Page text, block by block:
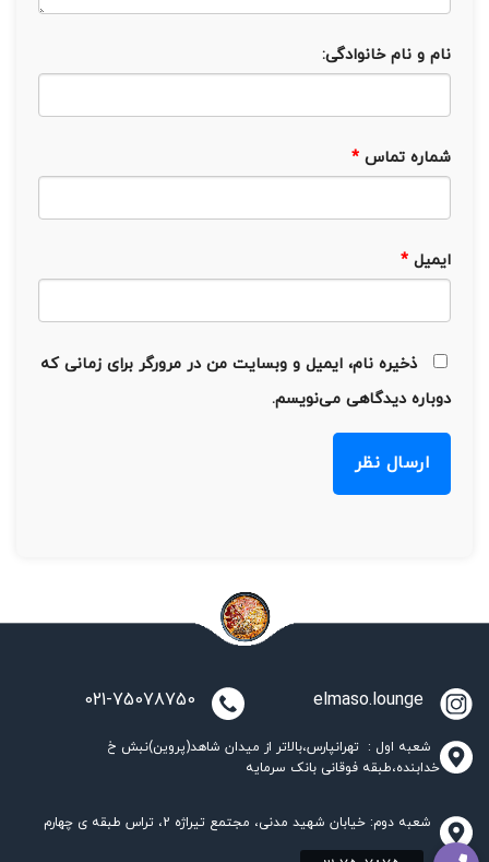
نام و نام خانوادگی:
شماره تماس *
ایمیل *
ذخیره نام، ایمیل و وبسایت من در مرورگر برای زمانی که
دوباره دیدگاهی می‌نویسم.
elmaso.lounge
شعبه اول : تهرانپارس،بالاتر از میدان شاهد(پروین)نبش خ
خدابنده،طبقه فوقانی بانک سرمایه
شعبه دوم: خیابان شهید مدنی، مجتمع تیراژه 2، تراس طبقه ی چهارم